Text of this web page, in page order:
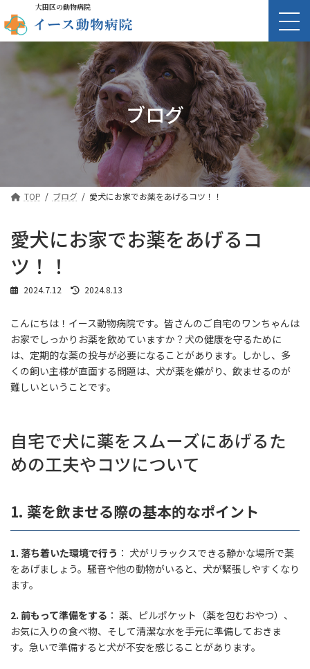
大田区の動物病院
ブログ
TOP ブログ 愛犬にお家でお薬をあげるコツ！！
愛犬にお家でお薬をあげるコ
ツ！！
2024.7.12
最
新
日
時
:
2024.8.13
こんにちは！イース動物病院です。皆さんのご自宅のワンちゃんは
お家でしっかりお薬を飲めていますか？犬の健康を守るために
は、定期的な薬の投与が必要になることがあります。しかし、多
くの飼い主様が直面する問題は、犬が薬を嫌がり、飲ませるのが
難しいということです。
自宅で犬に薬をスムーズにあげるた
めの工夫やコツについて
1. 薬を飲ませる際の基本的なポイント
1. 落ち着いた環境で行う ： 犬がリラックスできる静かな場所で薬
をあげましょう。騒音や他の動物がいると、犬が緊張しやすくなり
ます。
2. 前もって準備をする ： 薬、ピルポケット（薬を包むおやつ）、
お気に入りの食べ物、そして清潔な水を手元に準備しておきま
す。急いで準備すると犬が不安を感じることがあります。